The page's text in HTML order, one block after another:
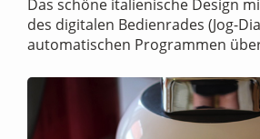
Das schöne italienische Design
des digitalen Bedienrades (Jog-
automatischen Programmen